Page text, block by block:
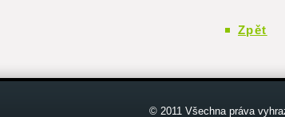
Zpět
© 2011 Všechna práva